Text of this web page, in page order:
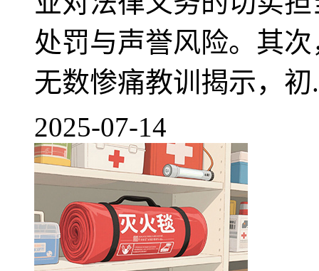
处罚与声誉风险。其
无数惨痛教训揭示，初
2025-07-14